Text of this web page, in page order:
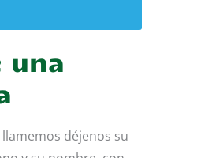
una
déjenos su